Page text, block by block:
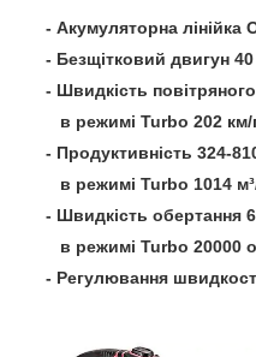
- Акумуляторна лінійка
- Безщітковий двигун
- Швидкість
в режимі Turbo 202 км/
- Продуктивність 324-
в режимі Turbo 1014
- Швидкість обертання
в режимі Turbo 20000
- Регулювання